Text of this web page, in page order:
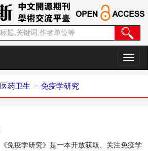
切
换
医药卫生 免疫学研究
《免疫学研究》是一本开放获取、关注免疫学